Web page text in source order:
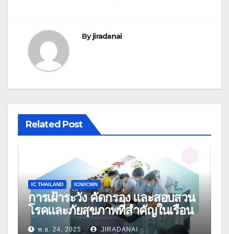
Byjiradanai
Related Post
IC THAILAND ICN/ICWN
การเฝ้าระวัง คัดกรอง และสอบสวน
โรคและภัยสุขภาพที่สำคัญในเรือน
จำ พ.ย. 24, 2025 JIRADANAI